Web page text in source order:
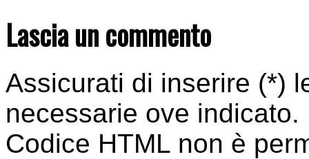
Lascia un commento
Assicurati di inserire (*)
necessarie ove indicato.
Codice HTML non è